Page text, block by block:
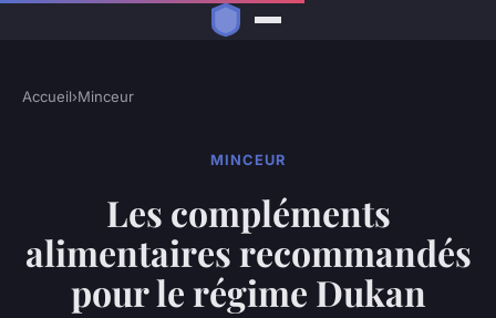
Accueil›Minceur
MINCEUR
Les compléments
alimentaires recommandés
pour le régime Dukan